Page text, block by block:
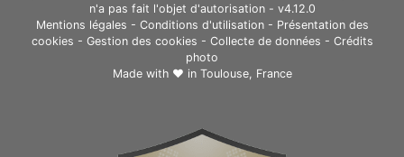
n'a pas fait l'objet d'autorisation - v4.12.0
Mentions légales - Conditions d'utilisation- Présentation des
cookies - Gestion des cookies - Collecte de données - Crédits
photo
Made with ❤ in Toulouse, France